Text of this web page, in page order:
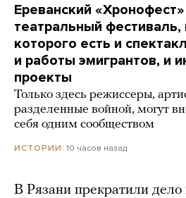
Ереванский
театральный
которого есть и
и работы эмигрантов, и
проекты
Только здесь режиссеры,
разделенные войной, могут
себя одним сообществом
ИСТОРИИ 10 часов назад
В Рязани прекратили дело